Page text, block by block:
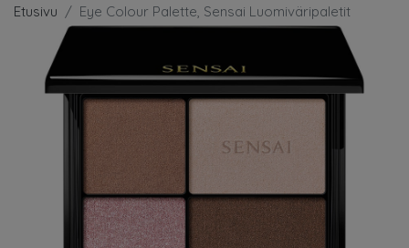
Etusivu Eye Colour Palette, Sensai Luomiväripaletit